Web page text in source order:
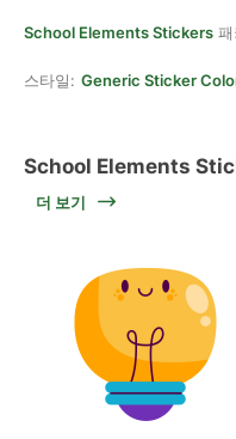
School Elements Stickers
스타일: Generic Sticker
School Elements
더 보기